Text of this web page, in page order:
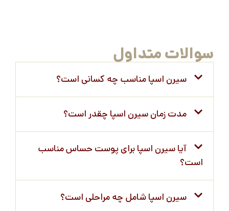
سوالات متداول
سیرن اسپا مناسب چه کسانی است؟
مدت زمان سیرن اسپا چقدر است؟
آیا سیرن اسپا برای پوست حساس مناسب
است؟
سیرن اسپا شامل چه مراحلی است؟